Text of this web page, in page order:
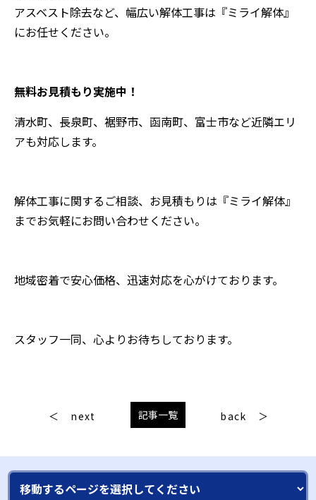
アスベスト除去など、幅広い解体工事は『ミライ解体』
にお任せください。
無料お見積もり実施中！
清水町、長泉町、裾野市、函南町、富士市など近隣エリ
アも対応します。
解体工事に関するご相談、お見積もりは『ミライ解体』
までお気軽にお問い合わせください。
地域密着で安心価格、迅速対応を心がけております。
スタッフ一同、心よりお待ちしております。
next 記事一覧 back